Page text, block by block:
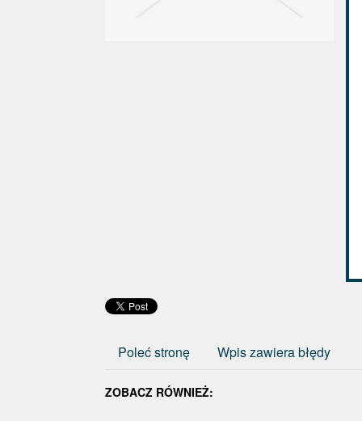
Poleć stronę Wpis zawiera błędy
ZOBACZ RÓWNIEŻ: